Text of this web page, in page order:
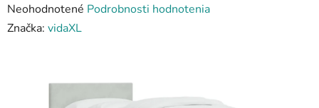
Priemerné
hodnotenie
Neohodnotené Podrobnosti hodnotenia
Značka: vidaXL